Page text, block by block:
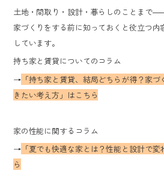
土地・間取り・設計・暮らしのことまで
家づくりをする前に知っておくと役立つ
しています。
持ち家と賃貸についてのコラム
→「持ち家と賃貸、結局どちらが得？家づ
きたい考え方」はこちら
家の性能に関するコラム
→「夏でも快適な家とは？性能と設計で変
ら